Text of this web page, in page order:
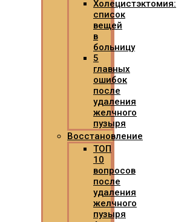
Холецистэктомия:
список
вещей
в
больницу
5
главных
ошибок
после
удаления
желчного
пузыря
Восстановление
ТОП
10
вопросов
после
удаления
желчного
пузыря